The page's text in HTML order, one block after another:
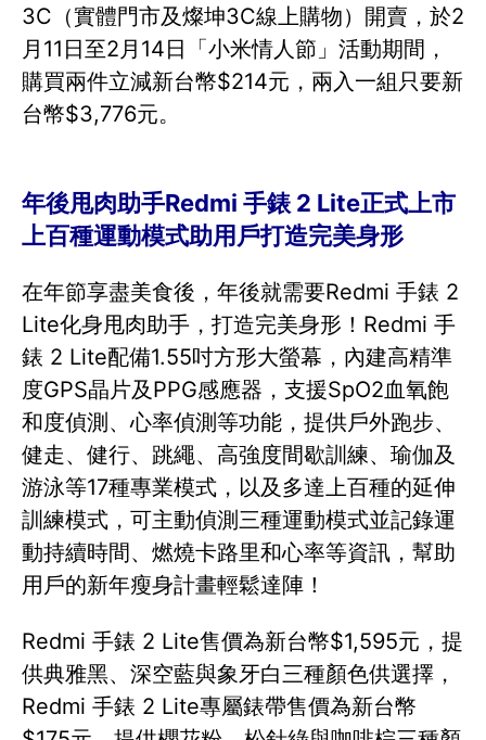
3C（實體門市及燦坤3C線上購物）開賣，於2
月11日至2月14日「小米情人節」活動期間，
購買兩件立減新台幣$214元，兩入一組只要新
台幣$3,776元。
年後甩肉助手Redmi 手錶 2 Lite正式上市
上百種運動模式助用戶打造完美身形
在年節享盡美食後，年後就需要Redmi 手錶 2
Lite化身甩肉助手，打造完美身形！Redmi 手
錶 2 Lite配備1.55吋方形大螢幕，內建高精準
度GPS晶片及PPG感應器，支援SpO2血氧飽
和度偵測、心率偵測等功能，提供戶外跑步、
健走、健行、跳繩、高強度間歇訓練、瑜伽及
游泳等17種專業模式，以及多達上百種的延伸
訓練模式，可主動偵測三種運動模式並記錄運
動持續時間、燃燒卡路里和心率等資訊，幫助
用戶的新年瘦身計畫輕鬆達陣！
Redmi 手錶 2 Lite售價為新台幣$1,595元，提
供典雅黑、深空藍與象牙白三種顏色供選擇，
Redmi 手錶 2 Lite專屬錶帶售價為新台幣